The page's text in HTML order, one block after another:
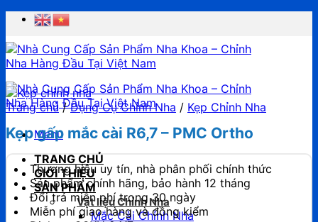
Chuyển
nội
dung
Menu
TRANG CHỦ
GIỚI THIỆU
SẢN PHẨM
Vật liệu Chỉnh Nha
Mắc Cài Chỉnh Nha
Trang chủ / Dụng Cụ Chỉnh Nha / Kẹp Chỉnh Nha
Kẹp gấp mắc cài R6,7 – PMC Ortho
Thương hiệu uy tín, nhà phân phối chính thức
Sản phẩm chính hãng, bảo hành 12 tháng
Đổi trả miễn phí trong 30 ngày
Miễn phí giao hàng và đồng kiểm